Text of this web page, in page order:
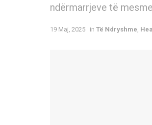
ndërmarrjeve të
19 Maj, 2025 in Të Ndryshme